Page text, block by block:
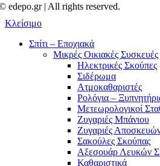
edepo.gr | All rights reserved.
Κλείσιμο
Σπίτι – Εποχιακά
Μικρές Οικιακές Συσκευές
Ηλεκτρικές Σκούπες
Σιδέρωμα
Ατμοκαθαριστές
Ρολόγια –
Μετεωρολογικοί
Ζυγαριές Μπάνιου
Ζυγαριές
Σακούλες Σκούπας
Αξεσουάρ Λευκών
Καθαριστικά